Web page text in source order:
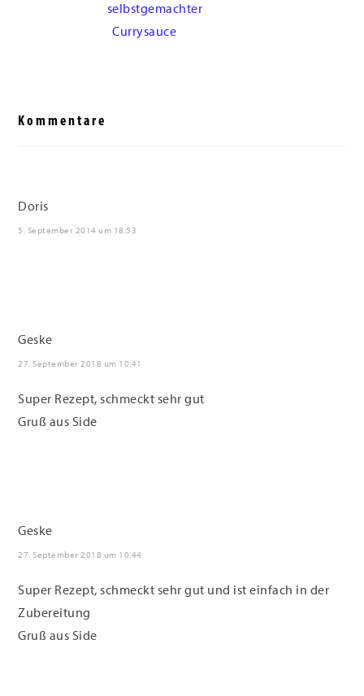
selbstgemachter
Currysauce
Kommentare
Doris
5. September 2014 um 18:53
Geske
27. September 2018 um 10:41
Super Rezept, schmeckt sehr gut
Gruß aus Side
Geske
27. September 2018 um 10:44
Super Rezept, schmeckt sehr gut und ist einfach in der
Zubereitung
Gruß aus Side